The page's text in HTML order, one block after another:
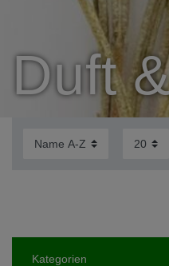
Duft
Kategorien